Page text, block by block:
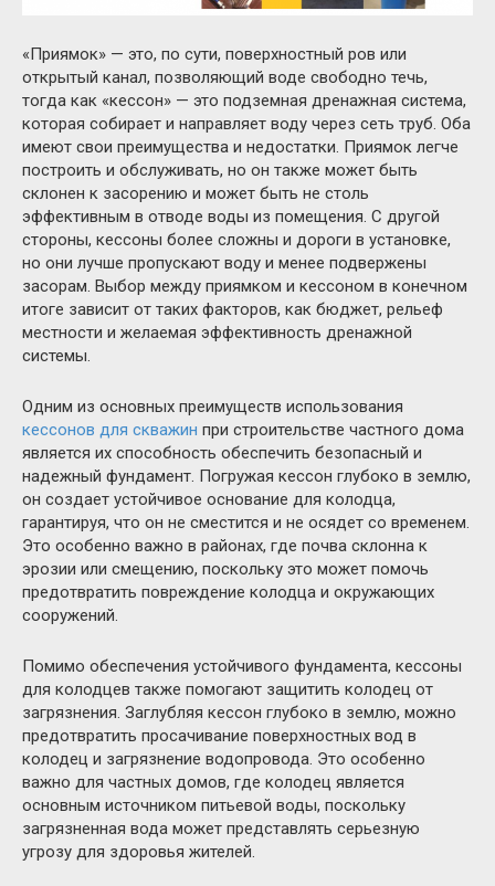
«Приямок» — это, по сути, поверхностный ров или
открытый канал, позволяющий воде свободно течь,
тогда как «кессон» — это подземная дренажная система,
которая собирает и направляет воду через сеть труб. Оба
имеют свои преимущества и недостатки. Приямок легче
построить и обслуживать, но он также может быть
склонен к засорению и может быть не столь
эффективным в отводе воды из помещения. С другой
стороны, кессоны более сложны и дороги в установке,
но они лучше пропускают воду и менее подвержены
засорам. Выбор между приямком и кессоном в конечном
итоге зависит от таких факторов, как бюджет, рельеф
местности и желаемая эффективность дренажной
системы.
Одним из основных преимуществ использования
кессонов для скважин при строительстве частного дома
является их способность обеспечить безопасный и
надежный фундамент. Погружая кессон глубоко в землю,
он создает устойчивое основание для колодца,
гарантируя, что он не сместится и не осядет со временем.
Это особенно важно в районах, где почва склонна к
эрозии или смещению, поскольку это может помочь
предотвратить повреждение колодца и окружающих
сооружений.
Помимо обеспечения устойчивого фундамента, кессоны
для колодцев также помогают защитить колодец от
загрязнения. Заглубляя кессон глубоко в землю, можно
предотвратить просачивание поверхностных вод в
колодец и загрязнение водопровода. Это особенно
важно для частных домов, где колодец является
основным источником питьевой воды, поскольку
загрязненная вода может представлять серьезную
угрозу для здоровья жителей.